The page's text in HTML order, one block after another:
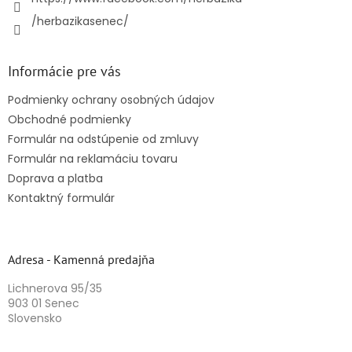
/herbazikasenec/
Informácie pre vás
Podmienky ochrany osobných údajov
Obchodné podmienky
Formulár na odstúpenie od zmluvy
Formulár na reklamáciu tovaru
Doprava a platba
Kontaktný formulár
Adresa - Kamenná predajňa
Lichnerova 95/35
903 01 Senec
Slovensko